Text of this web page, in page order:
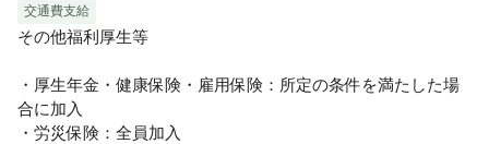
交通費支給
その他福利厚生等
・厚生年金・健康保険・雇用保険：所定の条件を満たした場
合に加入
・労災保険：全員加入